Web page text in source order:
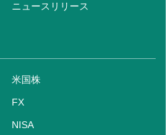
ニュースリリース
米国株
FX
NISA